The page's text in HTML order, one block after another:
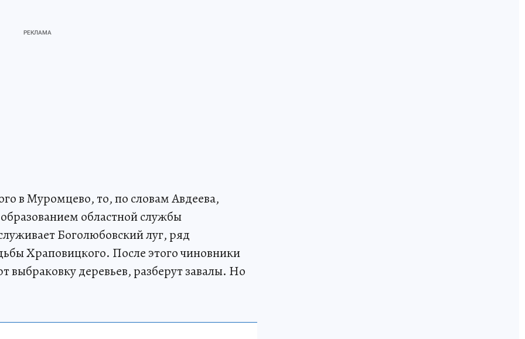
в Муромцево, то, по словам Авдеева,
областной службы
Боголюбовский луг, ряд
Храповицкого. После этого чиновники
выбраковку деревьев, разберут завалы. Но